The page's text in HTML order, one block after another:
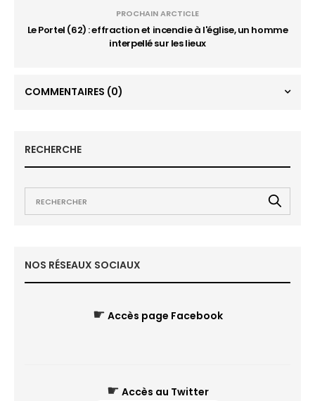
PROCHAIN ARCTICLE
Le Portel (62) : effraction et incendie à l'église, un homme
interpellé sur les lieux
COMMENTAIRES (0)
RECHERCHE
NOS RÉSEAUX SOCIAUX
☛ Accès page Facebook
☛ Accès au Twitter